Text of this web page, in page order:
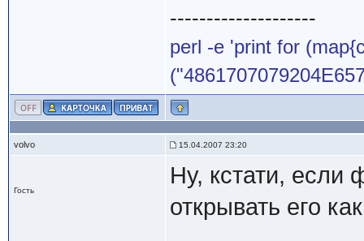
--------------------
perl -e 'print for
volvo 15.04.2007 23:20
Гость
Ну, кстати, если
открывать его